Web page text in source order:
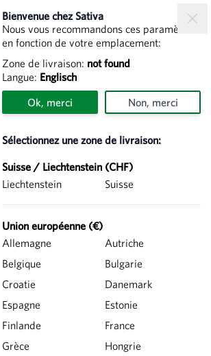
Mon compte Voir le panier
Bulbes de fleurs
Bienvenue chez Sativa
Nous vous recommandons ces paramètres
en fonction de votre emplacement:
Zone de livraison: not found
Langue: Englisch
Ok, merci Non, merci
Sélectionnez une zone de livraison:
Suisse / Liechtenstein (CHF)
Liechtenstein
Suisse
Union européenne (€)
Allemagne
Autriche
Belgique
Bulgarie
Croatie
Danemark
Espagne
Estonie
Finlande
France
Grèce
Hongrie
13